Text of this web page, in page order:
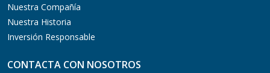
Nuestra Compañía
Nuestra Historia
Inversión Responsable
CONTACTA CON NOSOTROS